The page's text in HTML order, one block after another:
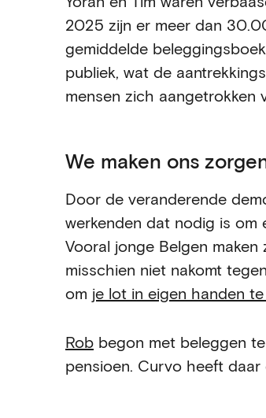
2025 zijn er meer dan
gemiddelde
publiek, wat de
mensen zich aangetrokken
We maken ons
Door de veranderende
werkenden dat nodig is om
Vooral jonge Belgen
misschien niet nakomt
om je lot in eigen handen
Rob begon met beleggen
pensioen. Curvo heeft